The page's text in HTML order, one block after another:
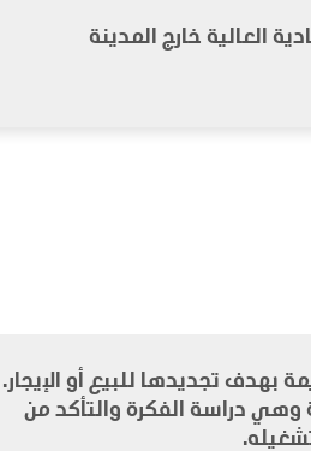
العالية خارج المدينة
بهدف تجديدها للبيع أو الإيجار.
وهي دراسة الفكرة والتأكد من